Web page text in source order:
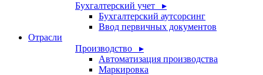
Бухгалтерский учет ▸
Бухгалтерский аутсорсинг
Ввод первичных документов
Отрасли
Производство ▸
Автоматизация производства
Маркировка